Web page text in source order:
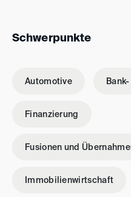
Schwerpunkte
Automotive
Finanzierung
Fusionen und
Immobilienwirtschaft